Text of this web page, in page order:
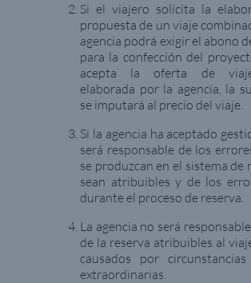
Si el viajero solicita la
propuesta de un viaje
agencia podrá exigir el abono
para la confección del
acepta la oferta de
elaborada por la agencia, la
se imputará al precio del viaje.
Si la agencia ha aceptado
será responsable de los
se produzcan en el sistema de
sean atribuibles y de los
durante el proceso de reserva.
La agencia no será
de la reserva atribuibles al
causados por
extraordinarias.